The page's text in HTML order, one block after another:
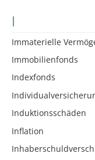
I
Immaterielle
Immobilienfonds
Indexfonds
Induktionsschäden
Inflation